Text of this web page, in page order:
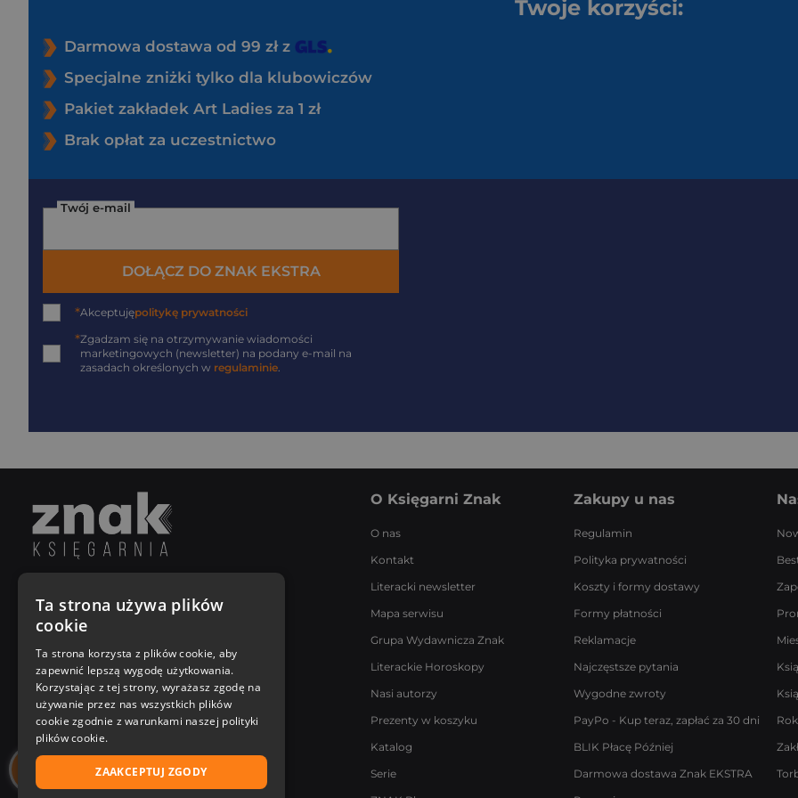
Twoje korzyści:
Darmowa dostawa od 99 zł z
Specjalne zniżki tylko dla klubowiczów
Pakiet zakładek Art Ladies za 1 zł
Brak opłat za uczestnictwo
Twój e-mail
DOŁĄCZ DO ZNAK EKSTRA
*Akceptujępolitykę prywatności
*Zgadzam się na otrzymywanie wiadomości
marketingowych (newsletter) na podany e-mail na
zasadach określonych w regulaminie.
Poniedziałek - Piątek
8:00 - 18:00
[email protected]
Bądź z nami na bieżąco
O Księgarni Znak
O nas
Kontakt
Literacki newsletter
Mapa serwisu
Grupa Wydawnicza Znak
Literackie Horoskopy
Nasi autorzy
Prezenty w koszyku
Katalog
Serie
Zakupy u nas
Regulamin
Polityka prywatności
Koszty i formy dostawy
Formy płatności
Reklamacje
Najczęstsze pytania
Wygodne zwroty
PayPo - Kup teraz, zapłać za 30 dni
BLIK Płacę Później
Darmowa dostawa Znak EKSTRA
Ta strona używa plików
cookie
Ta strona korzysta z plików cookie, aby
zapewnić lepszą wygodę użytkowania.
Korzystając z tej strony, wyrażasz zgodę na
używanie przez nas wszystkich plików
cookie zgodnie z warunkami naszej polityki
plików cookie.
ZAAKCEPTUJ ZGODY